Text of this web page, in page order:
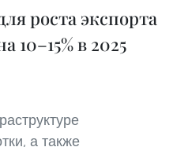
роста экспорта
10–15% в 2025
а также